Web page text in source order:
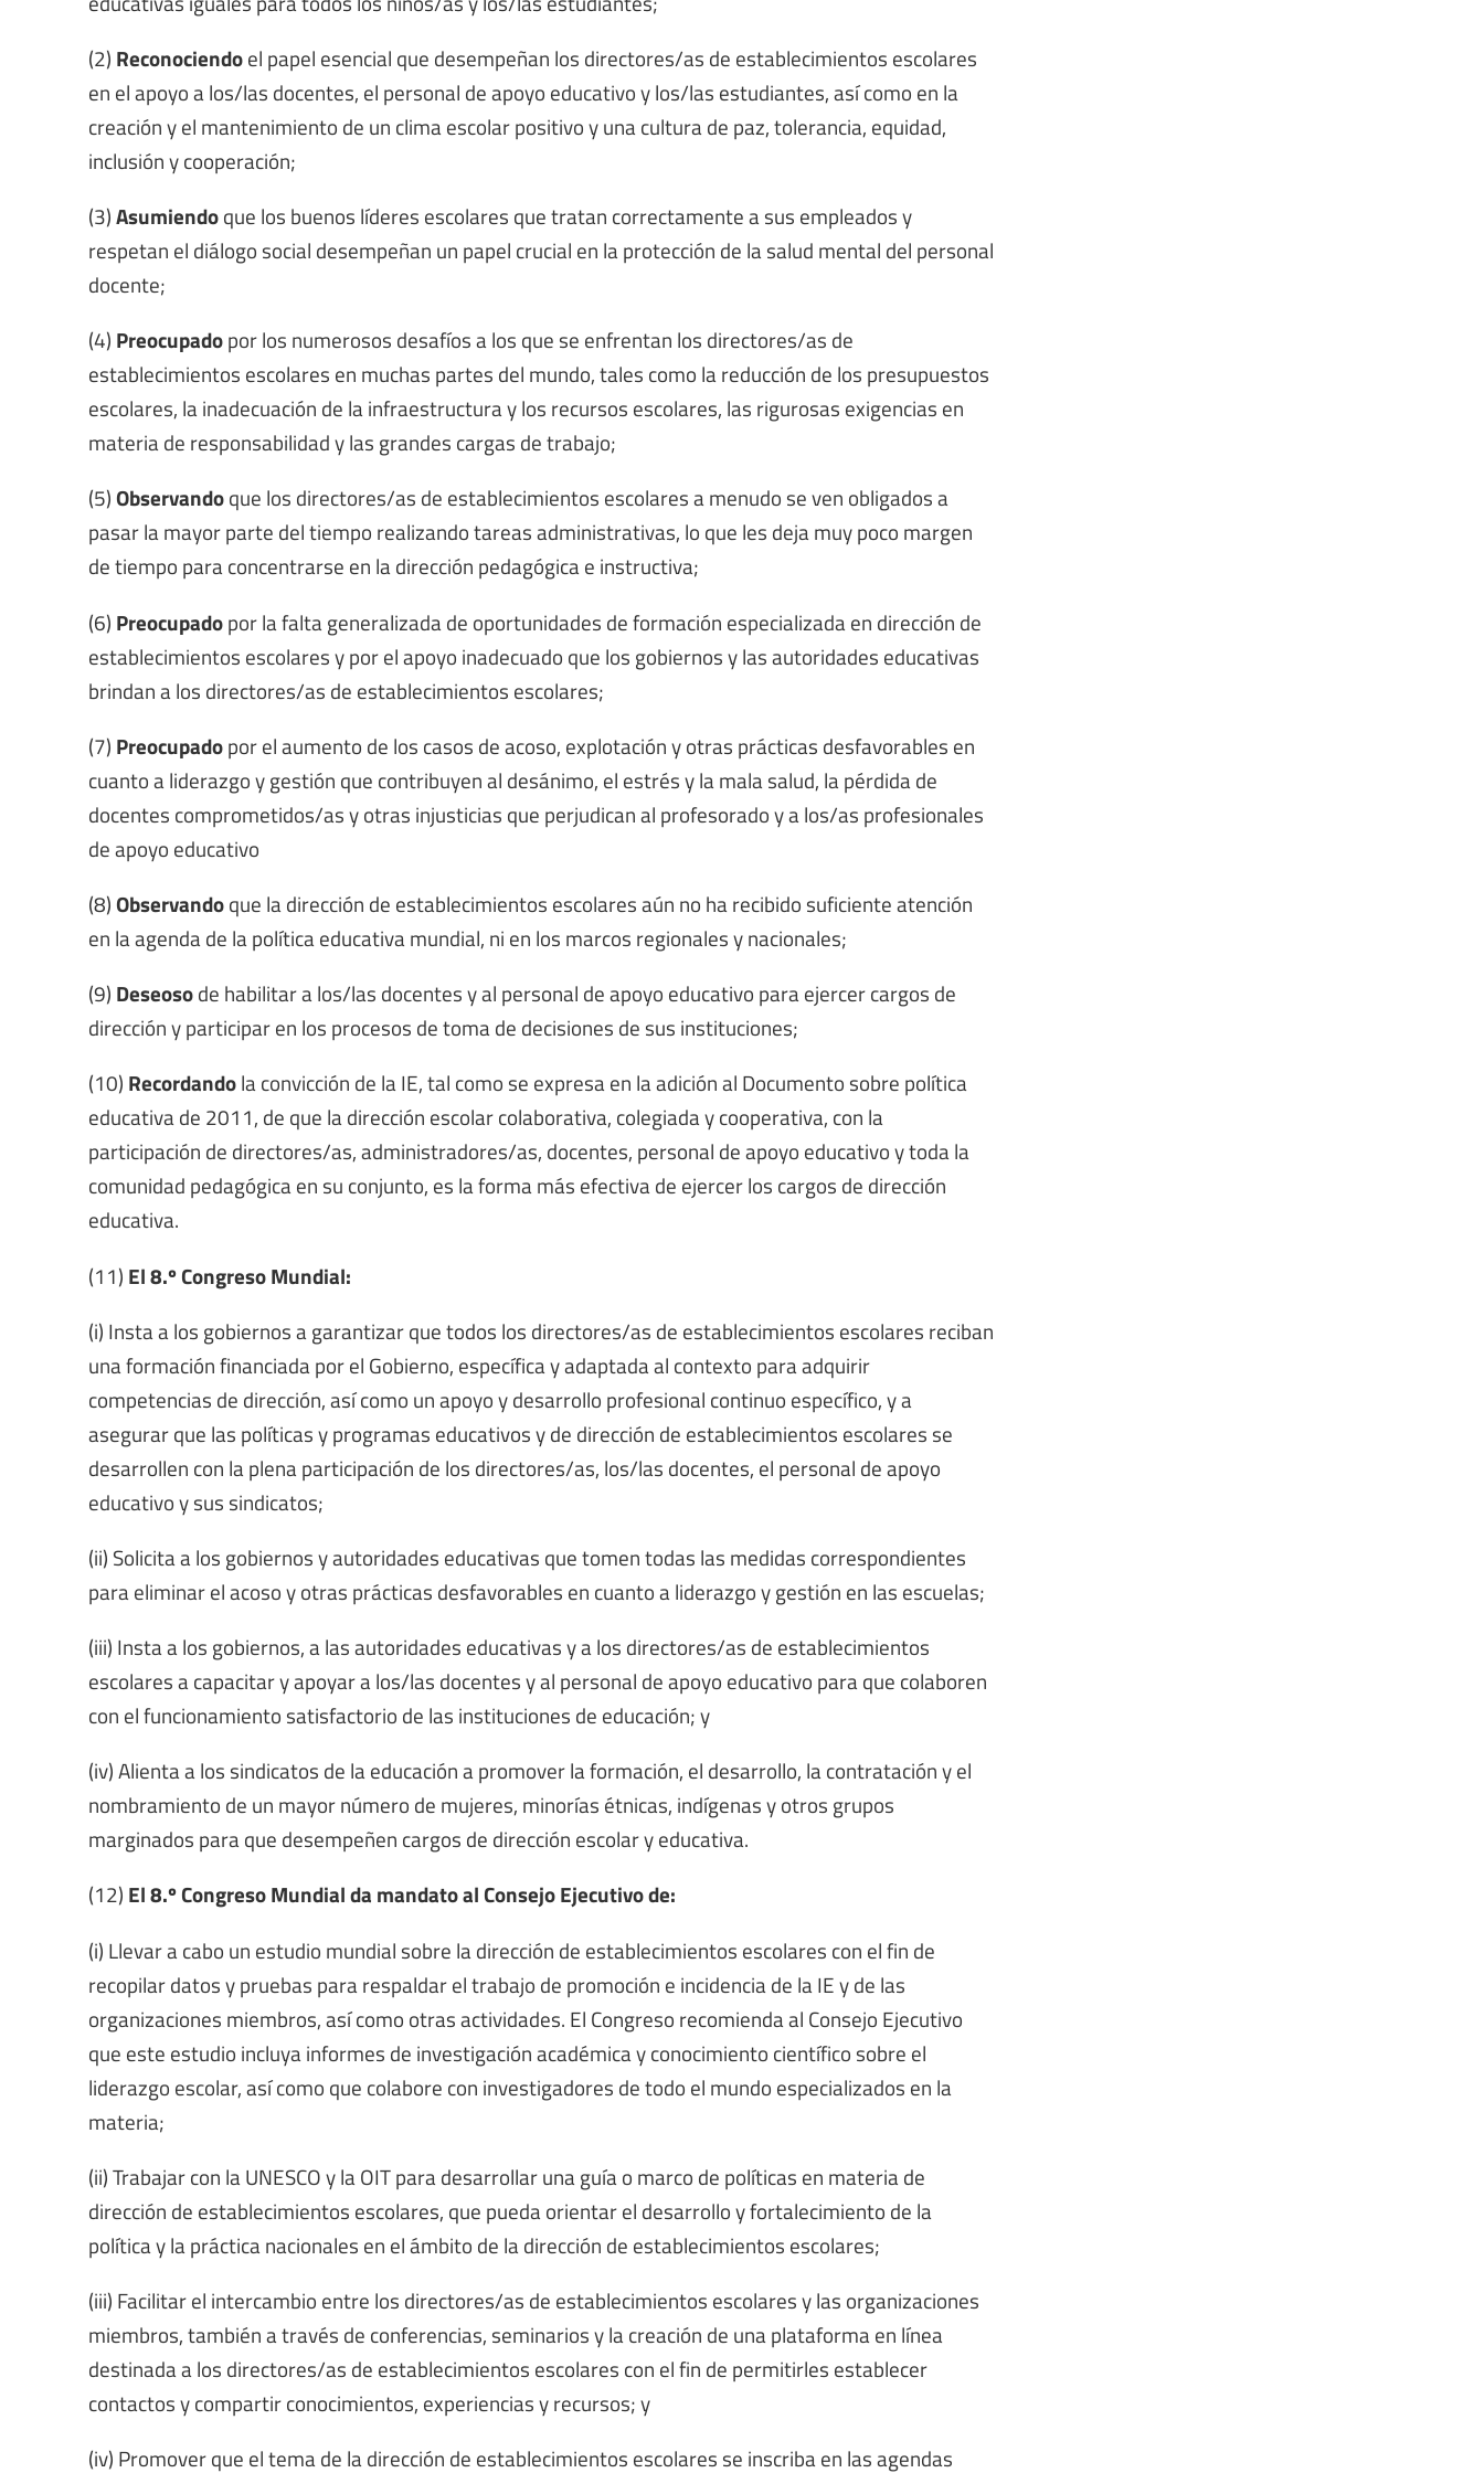
(2) Reconociendoel papel esencial que desempeñan los directores/as de establecimientos escolares
en el apoyo a los/las docentes, el personal de apoyo educativo y los/las estudiantes, así como en la
creación y el mantenimiento de un clima escolar positivo y una cultura de paz, tolerancia, equidad,
inclusión y cooperación;
(3)Asumiendoque los buenos líderes escolares que tratan correctamente a sus empleados y
respetan el diálogo social desempeñan un papel crucial en la protección de la salud mental del personal
docente;
(4) Preocupadopor los numerosos desafíos a los que se enfrentan los directores/as de
establecimientos escolares en muchas partes del mundo, tales como la reducción de los presupuestos
escolares, la inadecuación de la infraestructura y los recursos escolares, las rigurosas exigencias en
materia de responsabilidad y las grandes cargas de trabajo;
(5)Observandoque los directores/as de establecimientos escolares a menudo se ven obligados a
pasar la mayor parte del tiempo realizando tareas administrativas, lo que les deja muy poco margen
de tiempo para concentrarse en la dirección pedagógica e instructiva;
(6) Preocupadopor la falta generalizada de oportunidades de formación especializada en dirección de
establecimientos escolares y por el apoyo inadecuado que los gobiernos y las autoridades educativas
brindan a los directores/as de establecimientos escolares;
(7) Preocupadopor el aumento de los casos de acoso, explotación y otras prácticas desfavorables en
cuanto a liderazgo y gestión que contribuyen al desánimo, el estrés y la mala salud, la pérdida de
docentes comprometidos/as y otras injusticias que perjudican al profesorado y a los/as profesionales
de apoyo educativo
(8)Observandoque la dirección de establecimientos escolares aún no ha recibido suficiente atención
en la agenda de la política educativa mundial, ni en los marcos regionales y nacionales;
(9) Deseosode habilitar a los/las docentes y al personal de apoyo educativo para ejercer cargos de
dirección y participar en los procesos de toma de decisiones de sus instituciones;
(10) Recordandola convicción de la IE, tal como se expresa en la adición al Documento sobre política
educativa de 2011, de que la dirección escolar colaborativa, colegiada y cooperativa, con la
participación de directores/as, administradores/as, docentes, personal de apoyo educativo y toda la
comunidad pedagógica en su conjunto, es la forma más efectiva de ejercer los cargos de dirección
educativa.
(11) El 8.º Congreso Mundial:
(i) Insta a los gobiernos a garantizar que todos los directores/as de establecimientos escolares reciban
una formación financiada por el Gobierno, específica y adaptada al contexto para adquirir
competencias de dirección, así como un apoyo y desarrollo profesional continuo específico, y a
asegurar que las políticas y programas educativos y de dirección de establecimientos escolares se
desarrollen con la plena participación de los directores/as, los/las docentes, el personal de apoyo
educativo y sus sindicatos;
(ii) Solicita a los gobiernos y autoridades educativas que tomen todas las medidas correspondientes
para eliminar el acoso y otras prácticas desfavorables en cuanto a liderazgo y gestión en las escuelas;
(iii) Insta a los gobiernos, a las autoridades educativas y a los directores/as de establecimientos
escolares a capacitar y apoyar a los/las docentes y al personal de apoyo educativo para que colaboren
con el funcionamiento satisfactorio de las instituciones de educación; y
(iv) Alienta a los sindicatos de la educación a promover la formación, el desarrollo, la contratación y el
nombramiento de un mayor número de mujeres, minorías étnicas, indígenas y otros grupos
marginados para que desempeñen cargos de dirección escolar y educativa.
(12) El 8.º Congreso Mundial da mandato al Consejo Ejecutivo de:
(i) Llevar a cabo un estudio mundial sobre la dirección de establecimientos escolares con el fin de
recopilar datos y pruebas para respaldar el trabajo de promoción e incidencia de la IE y de las
organizaciones miembros, así como otras actividades. El Congreso recomienda al Consejo Ejecutivo
que este estudio incluya informes de investigación académica y conocimiento científico sobre el
liderazgo escolar, así como que colabore con investigadores de todo el mundo especializados en la
materia;
(ii) Trabajar con la UNESCO y la OIT para desarrollar una guía o marco de políticas en materia de
dirección de establecimientos escolares, que pueda orientar el desarrollo y fortalecimiento de la
política y la práctica nacionales en el ámbito de la dirección de establecimientos escolares;
(iii) Facilitar el intercambio entre los directores/as de establecimientos escolares y las organizaciones
miembros, también a través de conferencias, seminarios y la creación de una plataforma en línea
destinada a los directores/as de establecimientos escolares con el fin de permitirles establecer
contactos y compartir conocimientos, experiencias y recursos; y
(iv) Promover que el tema de la dirección de establecimientos escolares se inscriba en las agendas